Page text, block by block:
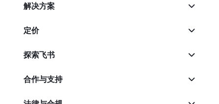
解决方案
定价
探索飞书
合作与支持